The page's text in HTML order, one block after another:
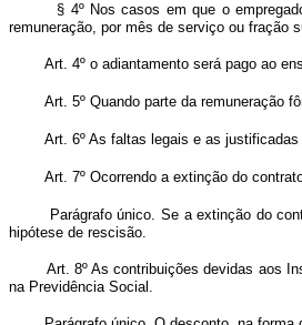
§ 4º Nos casos em que o
remuneração, por mês de serviço ou fração
Art. 4º o adiantamento será pago ao
Art. 5º Quando parte da remuneração
Art. 6º As faltas legais e as
Art. 7º Ocorrendo a extinção do
Parágrafo único. Se a extinção do
hipótese de rescisão.
Art. 8º As contribuições devidas aos
na Previdência Social.